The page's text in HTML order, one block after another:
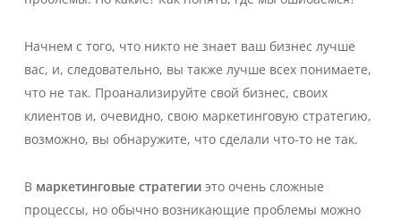
Начнем с того, что никто не знает ваш бизнес лучше
вас, и, следовательно, вы также лучше всех понимаете,
что не так. Проанализируйте свой бизнес, своих
клиентов и, очевидно, свою маркетинговую стратегию,
возможно, вы обнаружите, что сделали что-то не так.
В маркетинговые стратегииэто очень сложные
процессы, но обычно возникающие проблемы можно